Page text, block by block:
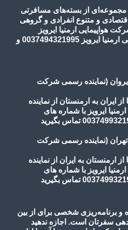
مجموعه‌ای از بسته‌های مسافرتی
اقتصادی و متنوع انفرادی و گروهی
هواپیمایی ارمنیا ایرویز
ایروان (نماینده رسمی شرکت
تهران (نماینده رسمی شرکت
برنامه‌ریزی شخصی برای از بین
سفرتان است. اجازه ندهید